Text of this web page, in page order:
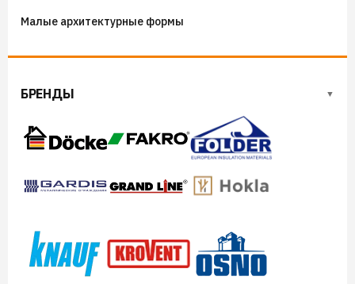
Малые архитектурные формы
БРЕНДЫ